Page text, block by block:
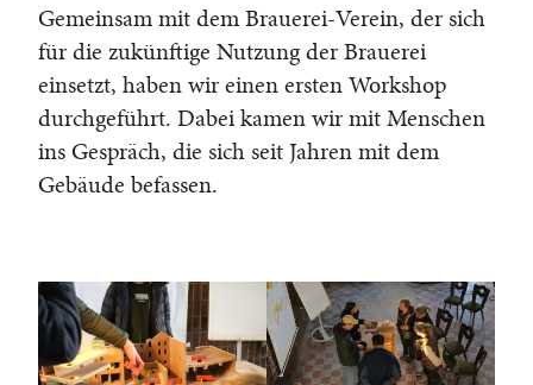
Gemeinsam mit dem Brauerei-Verein, der sich
für die zukünftige Nutzung der Brauerei
einsetzt, haben wir einen ersten Workshop
durchgeführt. Dabei kamen wir mit Menschen
ins Gespräch, die sich seit Jahren mit dem
Gebäude befassen.